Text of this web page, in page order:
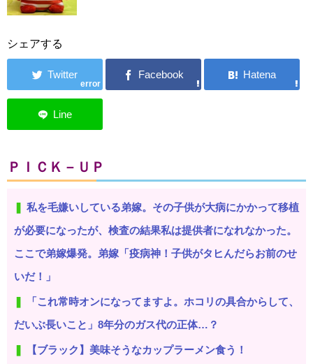
シェアする
error
ＰＩＣＫ－ＵＰ
私を毛嫌いしている弟嫁。その子供が大病にかかって移植
が必要になったが、検査の結果私は提供者になれなかった。
ここで弟嫁爆発。弟嫁「疫病神！子供がタヒんだらお前のせ
いだ！」
「これ常時オンになってますよ。ホコリの具合からして、
だいぶ長いこと」8年分のガス代の正体…？
【ブラック】美味そうなカップラーメン食う！